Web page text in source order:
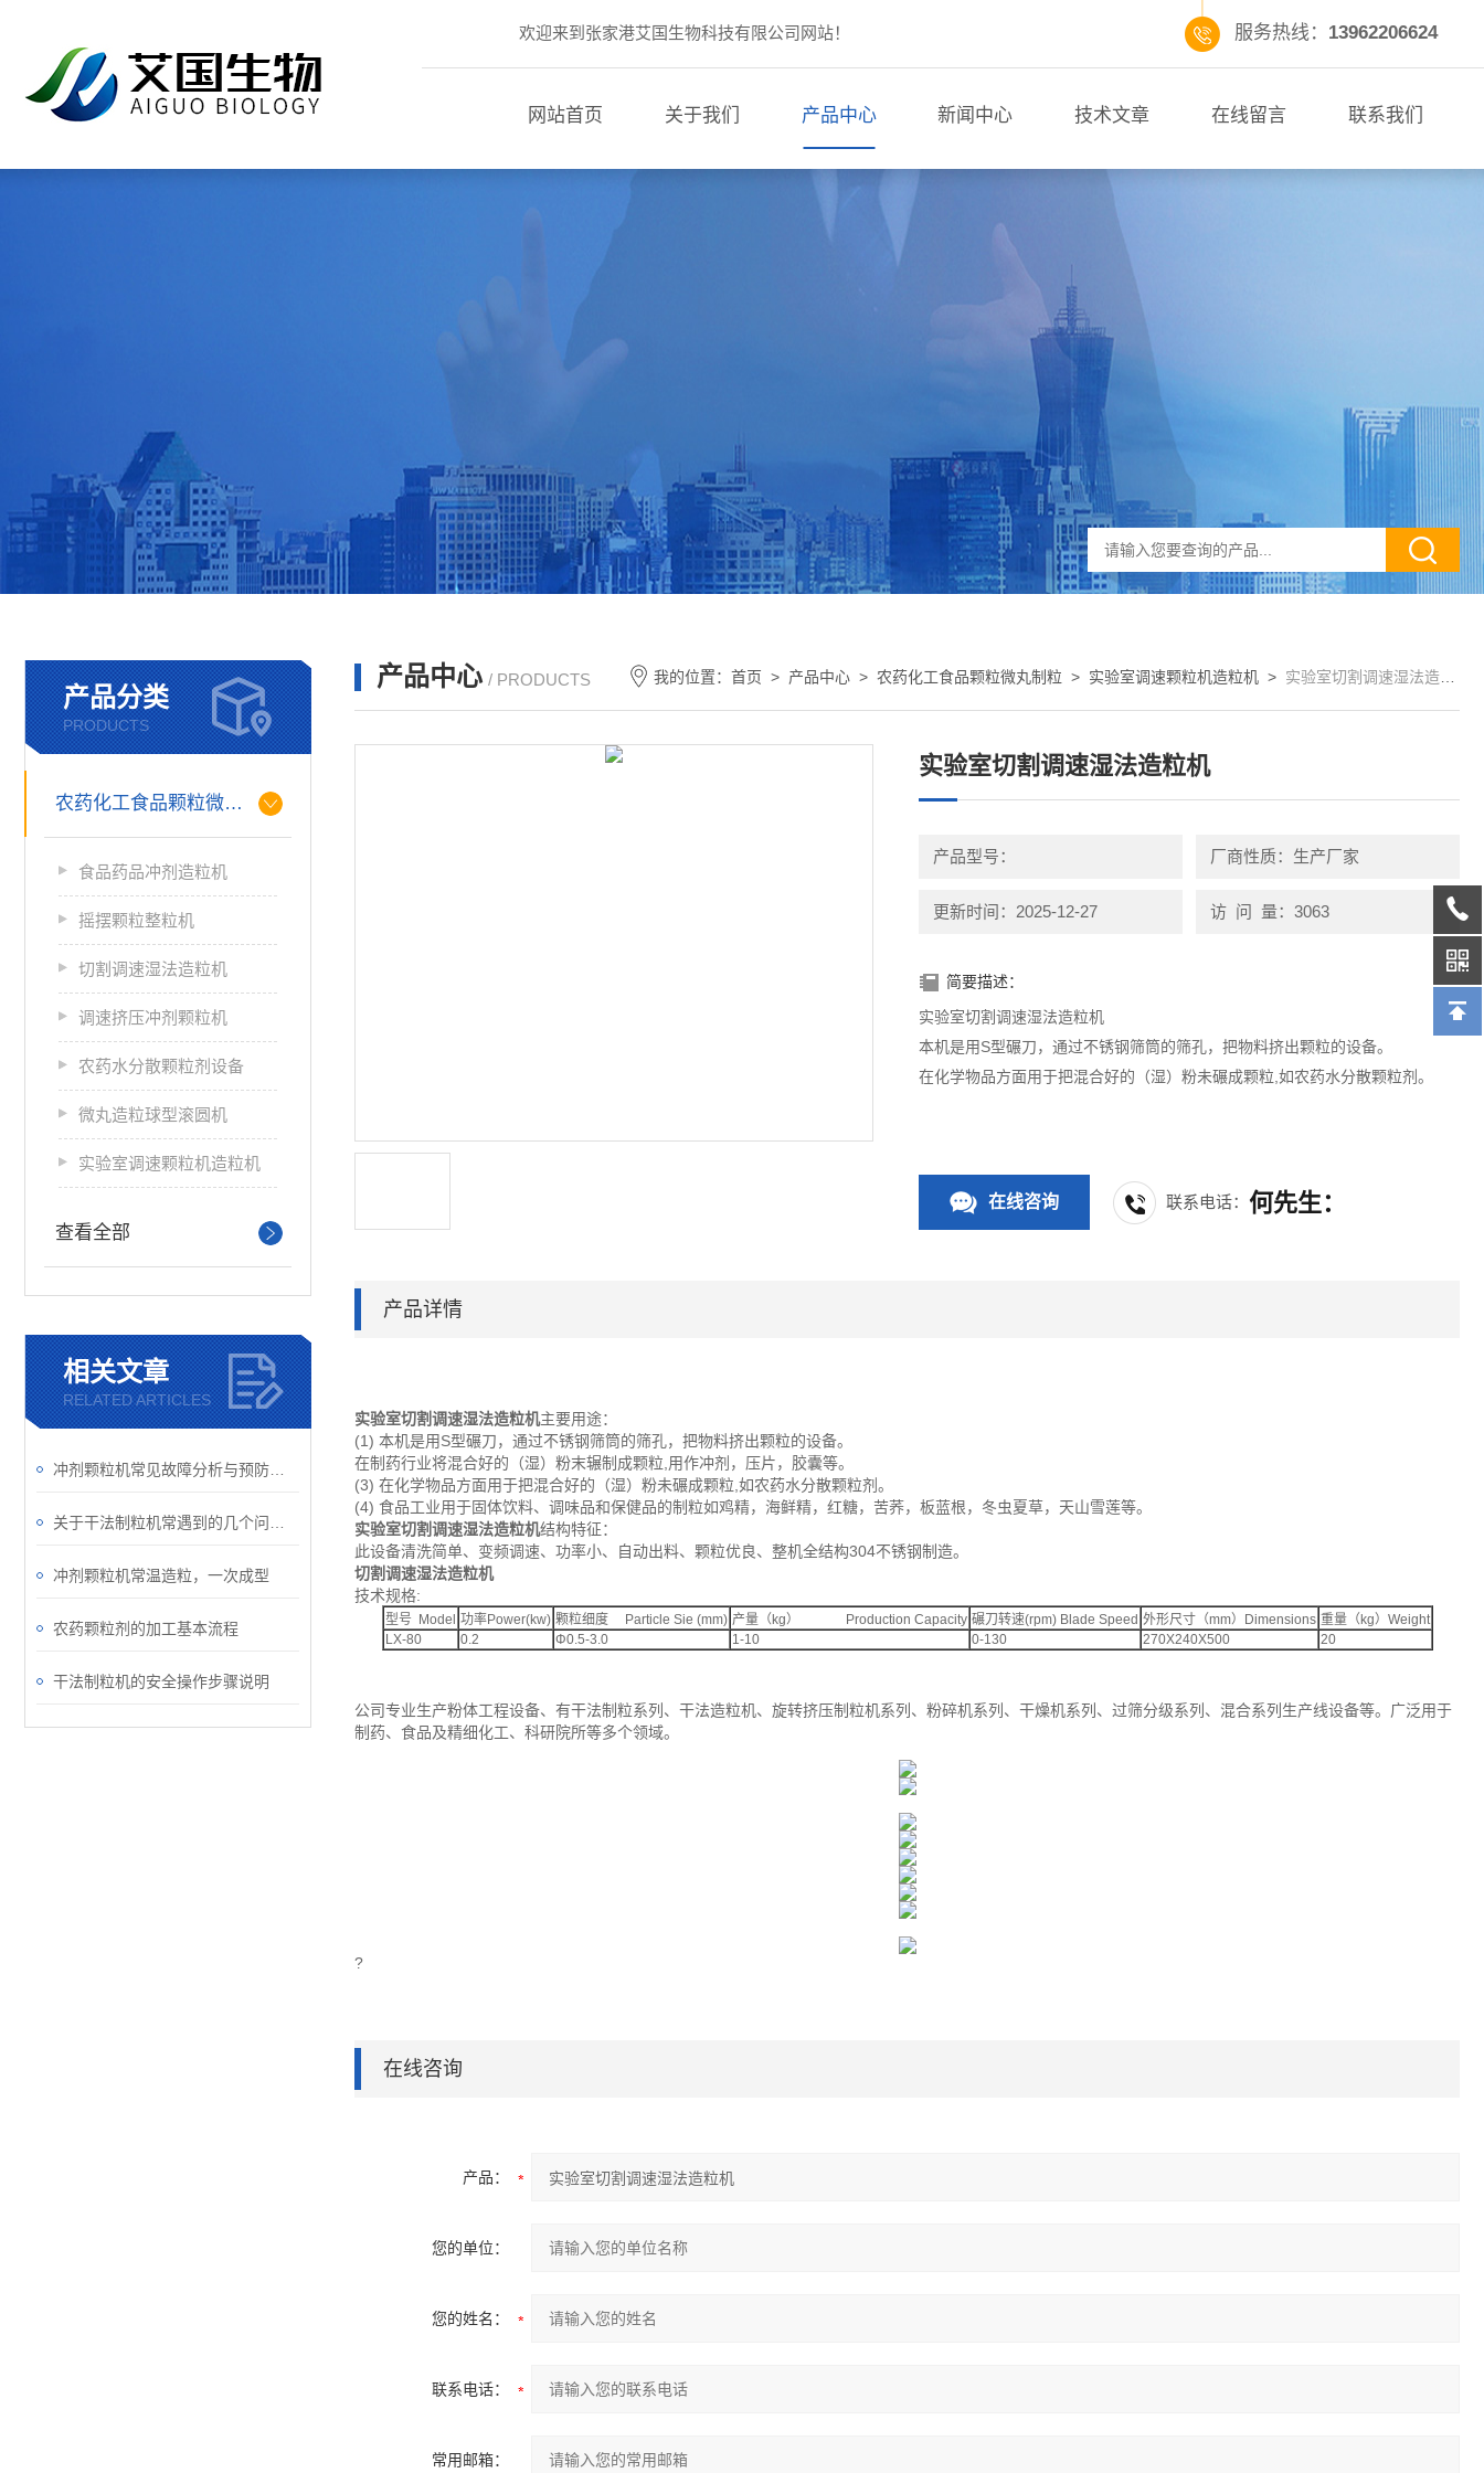
欢迎来到张家港艾国生物科技有限公司网站！ 服务热线： 13962206624
网站首页 关于我们 产品中心 新闻中心 技术文章 在线留言 联系我们
产品分类
PRODUCTS
农药化工食品颗粒微丸制粒
食品药品冲剂造粒机
摇摆颗粒整粒机
切割调速湿法造粒机
调速挤压冲剂颗粒机
农药水分散颗粒剂设备
微丸造粒球型滚圆机
实验室调速颗粒机造粒机
查看全部
相关文章
RELATED ARTICLES
冲剂颗粒机常温造粒，一次成型
农药颗粒剂的加工基本流程
干法制粒机的安全操作步骤说明
产品中心 / PRODUCTS 我的位置：首页 > 产品中心 >农药化工食品颗粒微丸制粒 > 实验室调速颗粒机造粒机 > 实验室切割调速湿法造粒机
实验室切割调速湿法造粒机
产品型号： 厂商性质：生产厂家
更新时间：2025-12-27 访 问 量：3063
简要描述：
实验室切割调速湿法造粒机
本机是用S型碾刀，通过不锈钢筛筒的筛孔，把物料挤出颗粒的设备。
在化学物品方面用于把混合好的（湿）粉未碾成颗粒,如农药水分散颗粒剂。
在线咨询 联系电话： 何先生：
产品详情
实验室切割调速湿法造粒机主要用途：
(1) 本机是用S型碾刀，通过不锈钢筛筒的筛孔，把物料挤出颗粒的设备。
在制药行业将混合好的（湿）粉末辗制成颗粒,用作冲剂，压片，胶囊等。
(3) 在化学物品方面用于把混合好的（湿）粉未碾成颗粒,如农药水分散颗粒剂。
(4) 食品工业用于固体饮料、调味品和保健品的制粒如鸡精，海鲜精，红糖，苦荞，板蓝根，冬虫夏草，天山雪莲等。
实验室切割调速湿法造粒机结构特征：
此设备清洗简单、变频调速、功率小、自动出料、颗粒优良、整机全结构304不锈钢制造。
切割调速湿法造粒机
技术规格:
型号 Model 功率Power(kw) 颗粒细度 Particle Sie (mm) 产量（kg） Production Capacity 碾刀转速(rpm) Blade Speed 外形尺寸（mm）Dimensions 重量（kg）Weight
LX-80
0.2 Φ0.5-3.0 1-10 0-130 270X240X500 20
公司专业生产粉体工程设备、有干法制粒系列、干法造粒机、旋转挤压制粒机系列、粉碎机系列、干燥机系列、过筛分级系列、混合系列生产线设备等。广泛用于
制药、食品及精细化工、科研院所等多个领域。
?
在线咨询
产品：
您的单位：
您的姓名：
联系电话：
常用邮箱：